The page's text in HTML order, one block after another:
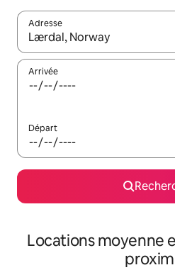
Adresse
Lorsque les résultats
Arrivée
Départ
Locations moyenne